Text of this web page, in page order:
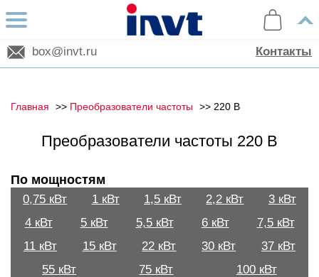
box@invt.ru Контакты
Главная Преобразователи частоты 220 В
Преобразователи частоты 220 В
По мощностям
0,75 кВт 1 кВт 1,5 кВт 2,2 кВт
3 кВт
4 кВт
5 кВт 5,5 кВт 6 кВт
7,5 кВт
11 кВт
15 кВт 22 кВт 30 кВт
37 кВт
55 кВт
75 кВт 100 кВт